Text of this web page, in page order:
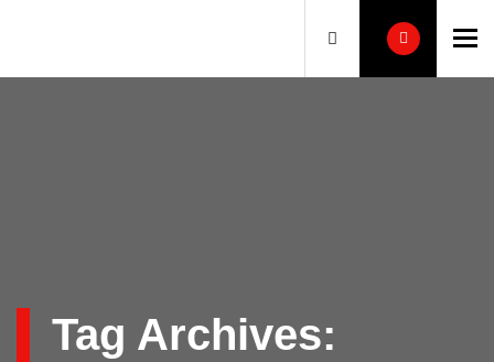
Tag Archives: